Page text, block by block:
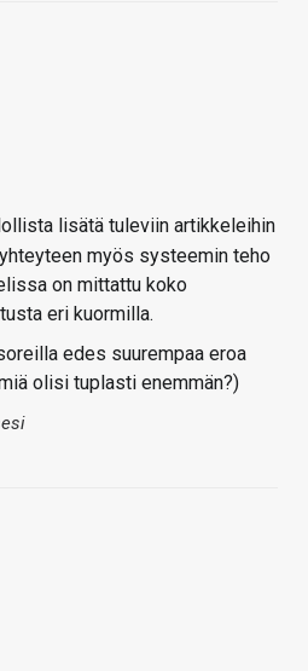
lisätä tuleviin artikkeleihin
myös systeemin teho
on mittattu koko
eri kuormilla.
edes suurempaa eroa
olisi tuplasti enemmän?)